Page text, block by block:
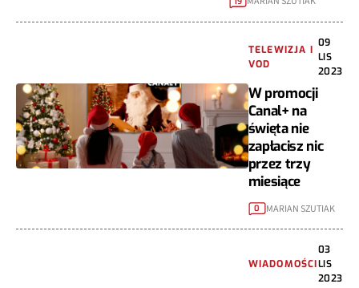
TELEWIZJA I
VOD
09
LIS
2023
W promocji
Canal+ na
święta nie
zapłacisz nic
przez trzy
miesiące
0 MARIAN SZUTIAK
WIADOMOŚCI
03
LIS
2023